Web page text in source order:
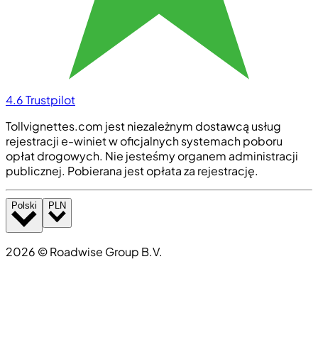
4.6Trustpilot
Tollvignettes.com jest niezależnym dostawcą usług
rejestracji e-winiet w oficjalnych systemach poboru
opłat drogowych. Nie jesteśmy organem administracji
publicznej. Pobierana jest opłata za rejestrację.
Polski PLN
2026 ©Roadwise Group B.V.